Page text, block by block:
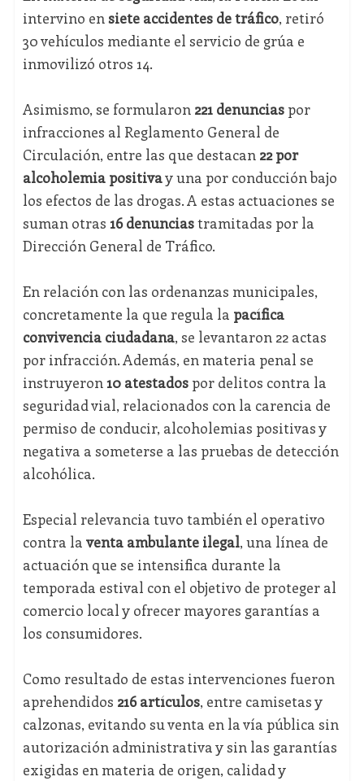
intervino ensiete accidentes de tráfico, retiró
30 vehículos mediante el servicio de grúa e
inmovilizó otros 14.
Asimismo, se formularon 221 denunciaspor
infracciones al Reglamento General de
Circulación, entre las que destacan 22 por
alcoholemia positivay una por conducción bajo
los efectos de las drogas. A estas actuaciones se
suman otras 16 denunciastramitadas por la
Dirección General de Tráfico.
En relación con las ordenanzas municipales,
concretamente la que regula la pacífica
convivencia ciudadana, se levantaron 22 actas
por infracción. Además, en materia penal se
instruyeron10 atestadospor delitos contra la
seguridad vial, relacionados con la carencia de
permiso de conducir, alcoholemias positivas y
negativa a someterse a las pruebas de detección
alcohólica.
Especial relevancia tuvo también el operativo
contra la venta ambulante ilegal, una línea de
actuación que se intensifica durante la
temporada estival con el objetivo de proteger al
comercio local y ofrecer mayores garantías a
los consumidores.
Como resultado de estas intervenciones fueron
aprehendidos 216 artículos, entre camisetas y
calzonas, evitando su venta en la vía pública sin
autorización administrativa y sin las garantías
exigidas en materia de origen, calidad y